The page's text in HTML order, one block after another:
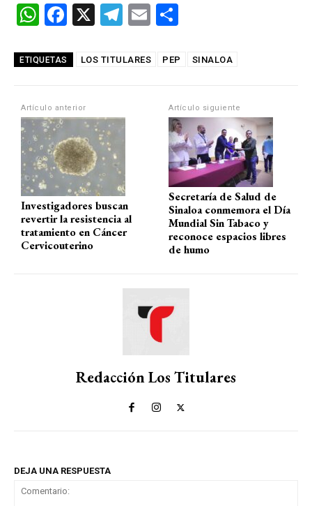
W
at
A
p
p
F
ce
o
o
k
X
T
e
m
E
ail m
ar
tir
ETIQUETAS LOS TITULARES PEP SINALOA
Artículo anterior
Investigadores buscan
revertir la resistencia al
tratamiento en Cáncer
Cervicouterino
Artículo siguiente
Secretaría de Salud de
Sinaloa conmemora el Día
Mundial Sin Tabaco y
reconoce espacios libres
de humo
Redacción Los Titulares
DEJA UNA RESPUESTA